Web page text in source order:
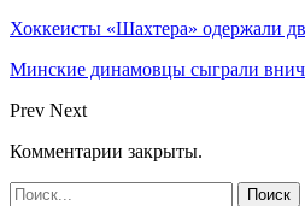
Хоккеисты «Шахтера» одержали
Минские динамовцы сыграли
Prev Next
Комментарии закрыты.